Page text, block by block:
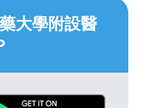
大學附設醫